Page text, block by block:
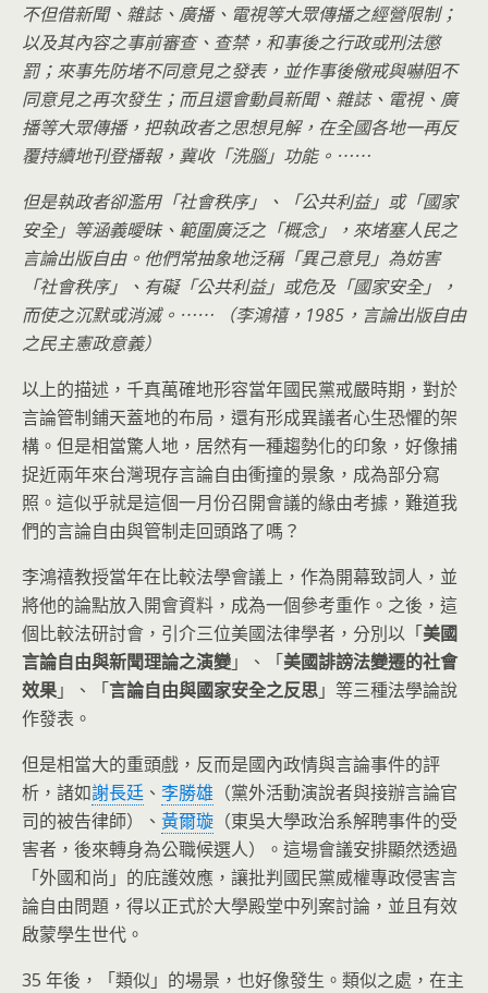
不但借新聞、雜誌、廣播、電視等大眾傳播之經營限制；
以及其內容之事前審查、查禁，和事後之行政或刑法懲
罰；來事先防堵不同意見之發表，並作事後儆戒與嚇阻不
同意見之再次發生；而且還會動員新聞、雜誌、電視、廣
播等大眾傳播，把執政者之思想見解，在全國各地一再反
覆持續地刊登播報，冀收「洗腦」功能。⋯⋯
但是執政者卻濫用「社會秩序」、「公共利益」或「國家
安全」等涵義曖昧、範圍廣泛之「概念」，來堵塞人民之
言論出版自由。他們常抽象地泛稱「異己意見」為妨害
「社會秩序」、有礙「公共利益」或危及「國家安全」，
而使之沉默或消滅。⋯⋯ （李鴻禧，1985，言論出版自由
之民主憲政意義）
以上的描述，千真萬確地形容當年國民黨戒嚴時期，對於
言論管制鋪天蓋地的布局，還有形成異議者心生恐懼的架
構。但是相當驚人地，居然有一種趨勢化的印象，好像捕
捉近兩年來台灣現存言論自由衝撞的景象，成為部分寫
照。這似乎就是這個一月份召開會議的緣由考據，難道我
們的言論自由與管制走回頭路了嗎？
李鴻禧教授當年在比較法學會議上，作為開幕致詞人，並
將他的論點放入開會資料，成為一個參考重作。之後，這
個比較法研討會，引介三位美國法律學者，分別以「美國
言論自由與新聞理論之演變」、「美國誹謗法變遷的社會
效果」、「言論自由與國家安全之反思」等三種法學論說
作發表。
但是相當大的重頭戲，反而是國內政情與言論事件的評
析，諸如謝長廷 、 李勝雄 （黨外活動演說者與接辦言論官
司的被告律師）、 黃爾璇 （東吳大學政治系解聘事件的受
害者，後來轉身為公職候選人）。這場會議安排顯然透過
「外國和尚」的庇護效應，讓批判國民黨威權專政侵害言
論自由問題，得以正式於大學殿堂中列案討論，並且有效
啟蒙學生世代。
35 年後，「類似」的場景，也好像發生。類似之處，在主